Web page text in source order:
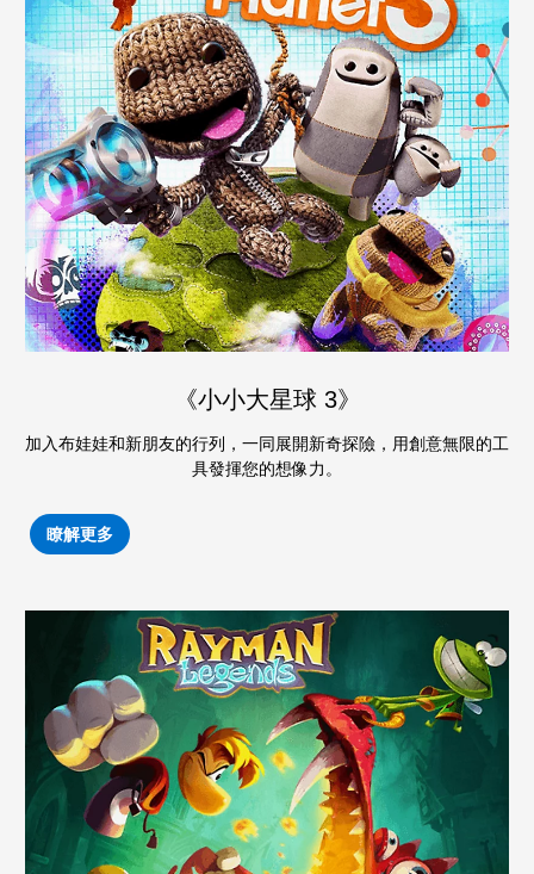
《小小大星球 3》
加入布娃娃和新朋友的行列，一同展開新奇探險，用創意無限的工
具發揮您的想像力。
瞭解更多